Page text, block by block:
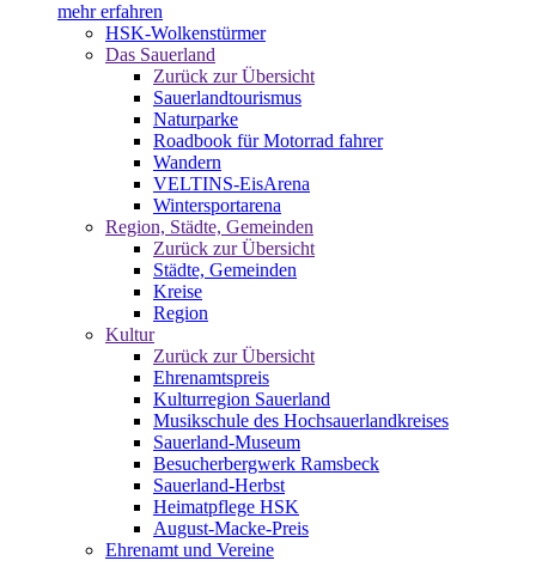
mehr erfahren
HSK-Wolkenstürmer
Das Sauerland
Zurück zur Übersicht
Sauerlandtourismus
Naturparke
Roadbook für Motorrad fahrer
Wandern
VELTINS-EisArena
Wintersportarena
Region, Städte, Gemeinden
Zurück zur Übersicht
Städte, Gemeinden
Kreise
Region
Kultur
Zurück zur Übersicht
Ehrenamtspreis
Kulturregion Sauerland
Musikschule des Hochsauerlandkreises
Sauerland-Museum
Besucherbergwerk Ramsbeck
Sauerland-Herbst
Heimatpflege HSK
August-Macke-Preis
Ehrenamt und Vereine